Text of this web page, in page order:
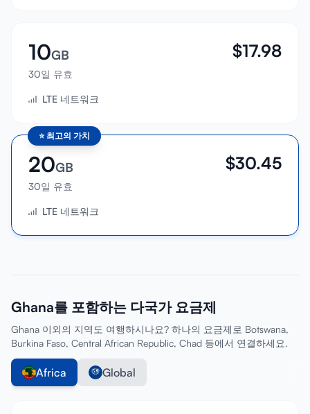
10GB
30일 유효
$17.98
LTE 네트워크
⭐ 최고의 가치
20GB
30일 유효
$30.45
LTE 네트워크
Ghana를 포함하는 다국가 요금제
Ghana 이외의 지역도 여행하시나요? 하나의 요금제로 Botswana,
Burkina Faso, Central African Republic, Chad 등에서 연결하세요.
Africa Global